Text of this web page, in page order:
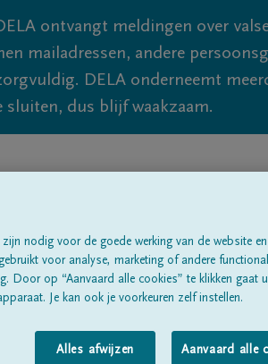
ontvangt meldingen over
mailadressen, andere
DELA onderneemt
dus blijf waakzaam.
nodig voor de goede werking van de website
voor analyse, marketing of andere
Door op “Aanvaard alle cookies” te klikken gaat
Je kan ook je voorkeuren zelf instellen.
Alles afwijzen Aanvaard alle